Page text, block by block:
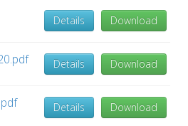
Download
Details
Download
Details
Download
Details